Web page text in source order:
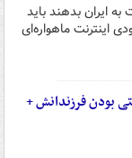
ایران بدهند باید
اینترنت ماهواره‌ای
بودن فرزندانش +